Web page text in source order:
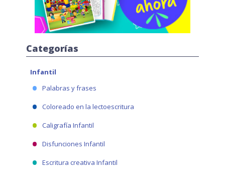
Categorías
Infantil
Palabras y frases
Coloreado en la lectoescritura
Caligrafía Infantil
Disfunciones Infantil
Escritura creativa Infantil